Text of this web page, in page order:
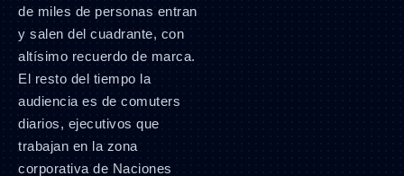
de miles de personas entran
y salen del cuadrante, con
altísimo recuerdo de marca.
El resto del tiempo la
audiencia es de comuters
diarios, ejecutivos que
trabajan en la zona
corporativa de Naciones